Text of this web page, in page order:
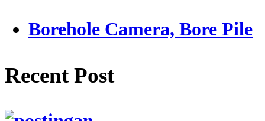
Borehole Camera, Bore Pile
Recent Post